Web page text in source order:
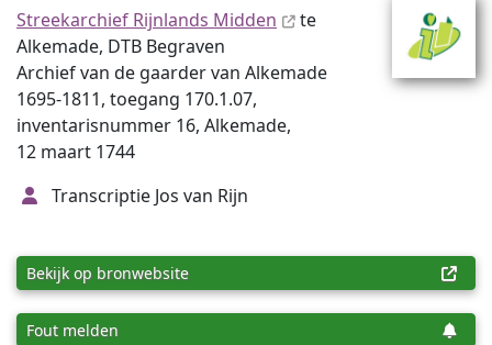
Streekarchief Rijnlands Midden
te
Alkemade, DTB Begraven
Archief van de gaarder van Alkemade
1695-1811, toegang 170.1.07,
inventarisnummer 16, Alkemade,
12 maart 1744
Transcriptie Jos van Rijn
Bekijk op bronwebsite
Fout melden